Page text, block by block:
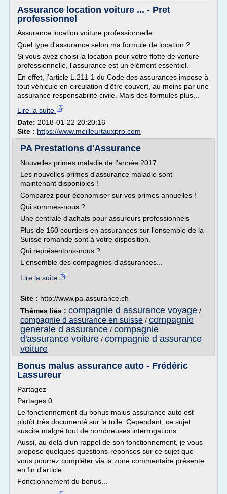
Assurance location voiture ... - Pret
professionnel
Assurance location voiture professionnelle
Quel type d'assurance selon ma formule de location ?
Si vous avez choisi la location pour votre flotte de voiture
professionnelle, l'assurance est un élément essentiel.
En effet, l'article L.211-1 du Code des assurances impose à
tout véhicule en circulation d'être couvert, au moins par une
assurance responsabilité civile. Mais des formules plus...
Lire la suite
Date: 2018-01-22 20:20:16
Site : https://www.meilleurtauxpro.com
PA Prestations d'Assurance
Nouvelles primes maladie de l'année 2017
Les nouvelles primes d'assurance maladie sont
maintenant disponibles !
Comparez pour économiser sur vos primes annuelles !
Qui sommes-nous ?
Une centrale d'achats pour assureurs professionnels
Plus de 160 courtiers en assurances sur l'ensemble de la
Suisse romande sont à votre disposition.
Qui représentons-nous ?
L'ensemble des compagnies d'assurances...
Lire la suite
Site : http://www.pa-assurance.ch
Thèmes liés : compagnie d assurance voyage /
compagnie d assurance en suisse / compagnie
generale d assurance / compagnie
d'assurance voiture / compagnie d assurance
voiture
Bonus malus assurance auto - Frédéric
Lassureur
Partagez
Partages 0
Le fonctionnement du bonus malus assurance auto est
plutôt très documenté sur la toile. Cependant, ce sujet
suscite malgré tout de nombreuses interrogations.
Aussi, au delà d'un rappel de son fonctionnement, je vous
propose quelques questions-réponses sur ce sujet que
vous pourrez compléter via la zone commentaire présente
en fin d'article.
Fonctionnement du bonus...